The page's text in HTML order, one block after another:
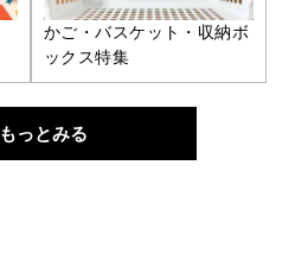
かご・バスケット・収納ボ
ックス特集
もっとみる